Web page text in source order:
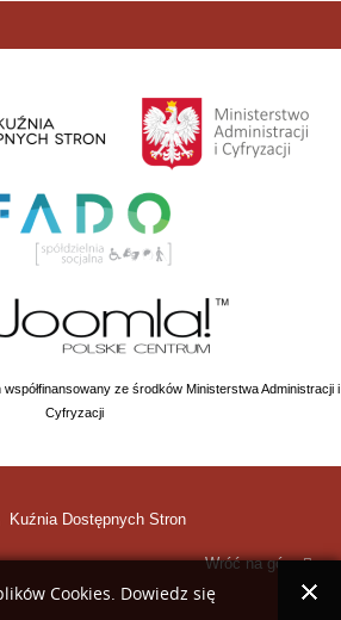
ze środków Ministerstwa Administracji i
Cyfryzacji
Kuźnia Dostępnych Stron
Wróć na górę
Cookies. Dowiedz się